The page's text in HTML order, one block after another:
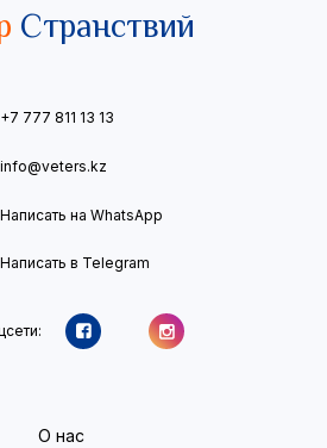
Странствий
+7 777 811 13 13
info@veters.kz
Написать на WhatsApp
Написать в Telegram
О нас